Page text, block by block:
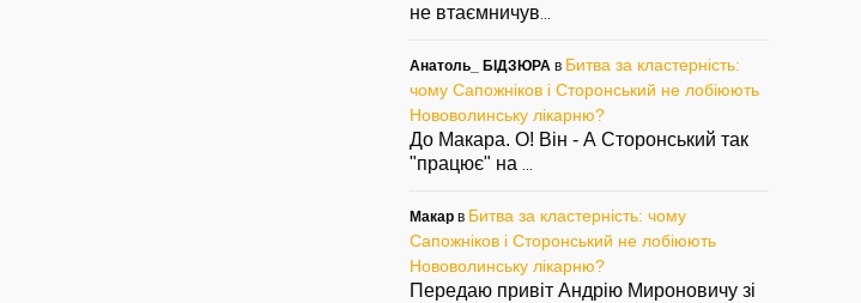
не втаємничув
Анатоль_ БІДЗЮРА в Битва за кластерність:
чому Сапожніков і Сторонський не лобіюють
Нововолинську лікарню?
До Макара. О! Він - А Сторонський так
"працює" на
Макар в Битва за кластерність: чому
Сапожніков і Сторонський не лобіюють
Нововолинську лікарню?
Передаю привіт Андрію Мироновичу зі